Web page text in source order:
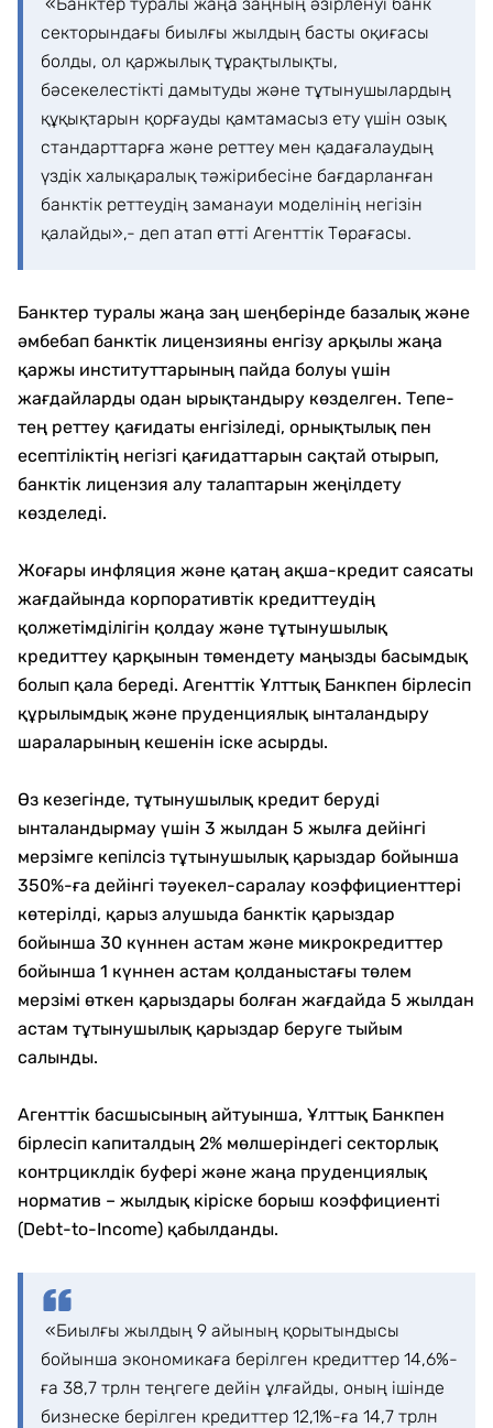
секторындағы биылғы жылдың басты оқиғасы
болды, ол қаржылық тұрақтылықты,
бәсекелестікті дамытуды және тұтынушылардың
құқықтарын қорғауды қамтамасыз ету үшін озық
стандарттарға және реттеу мен қадағалаудың
үздік халықаралық тәжірибесіне бағдарланған
банктік реттеудің заманауи моделінің негізін
қалайды»,- деп атап өтті Агенттік Төрағасы.
Банктер туралы жаңа заң шеңберінде базалық және
әмбебап банктік лицензияны енгізу арқылы жаңа
қаржы институттарының пайда болуы үшін
жағдайларды одан ырықтандыру көзделген. Тепе-
тең реттеу қағидаты енгізіледі, орнықтылық пен
есептіліктің негізгі қағидаттарын сақтай отырып,
банктік лицензия алу талаптарын жеңілдету
көзделеді.
Жоғары инфляция және қатаң ақша-кредит саясаты
жағдайында корпоративтік кредиттеудің
қолжетімділігін қолдау және тұтынушылық
кредиттеу қарқынын төмендету маңызды басымдық
болып қала береді. Агенттік Ұлттық Банкпен бірлесіп
құрылымдық және пруденциялық ынталандыру
шараларының кешенін іске асырды.
Өз кезегінде, тұтынушылық кредит беруді
ынталандырмау үшін 3 жылдан 5 жылға дейінгі
мерзімге кепілсіз тұтынушылық қарыздар бойынша
350%-ға дейінгі тәуекел-саралау коэффициенттері
көтерілді, қарыз алушыда банктік қарыздар
бойынша 30 күннен астам және микрокредиттер
бойынша 1 күннен астам қолданыстағы төлем
мерзімі өткен қарыздары болған жағдайда 5 жылдан
астам тұтынушылық қарыздар беруге тыйым
салынды.
Агенттік басшысының айтуынша, Ұлттық Банкпен
бірлесіп капиталдың 2% мөлшеріндегі секторлық
контрциклдік буфері және жаңа пруденциялық
норматив – жылдық кіріске борыш коэффициенті
(Debt-to-Income) қабылданды.
«Биылғы жылдың 9 айының қорытындысы
бойынша экономикаға берілген кредиттер 14,6%-
ға 38,7 трлн теңгеге дейін ұлғайды, оның ішінде
бизнеске берілген кредиттер 12,1%-ға 14,7 трлн